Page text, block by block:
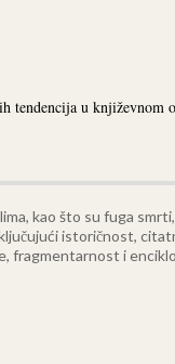
tendencija u
kao što su fuga
istoričnost,
fragmentarnost i